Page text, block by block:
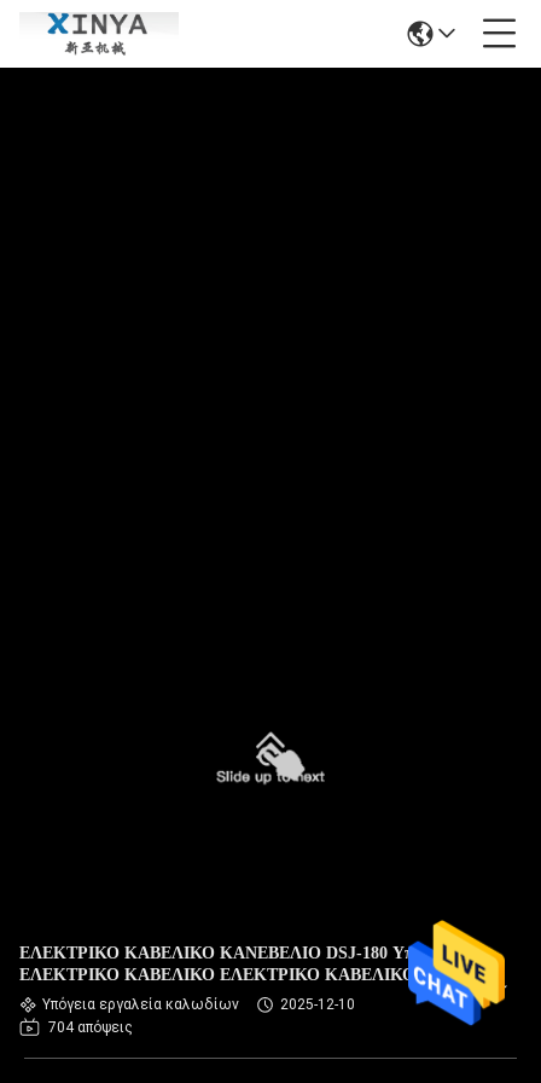
ΕΛΕΚΤΡΙΚΟ ΚΑΒΕΛΙΚΟ ΚΑΝΕΒΕΛΙΟ DSJ-180 Υπόγεια
ΕΛΕΚΤΡΙΚΟ ΚΑΒΕΛΙΚΟ ΕΛΕΚΤΡΙΚΟ ΚΑΒΕΛΙΚΟ
Υπόγεια εργαλεία καλωδίων
2025-12-10
704 απόψεις